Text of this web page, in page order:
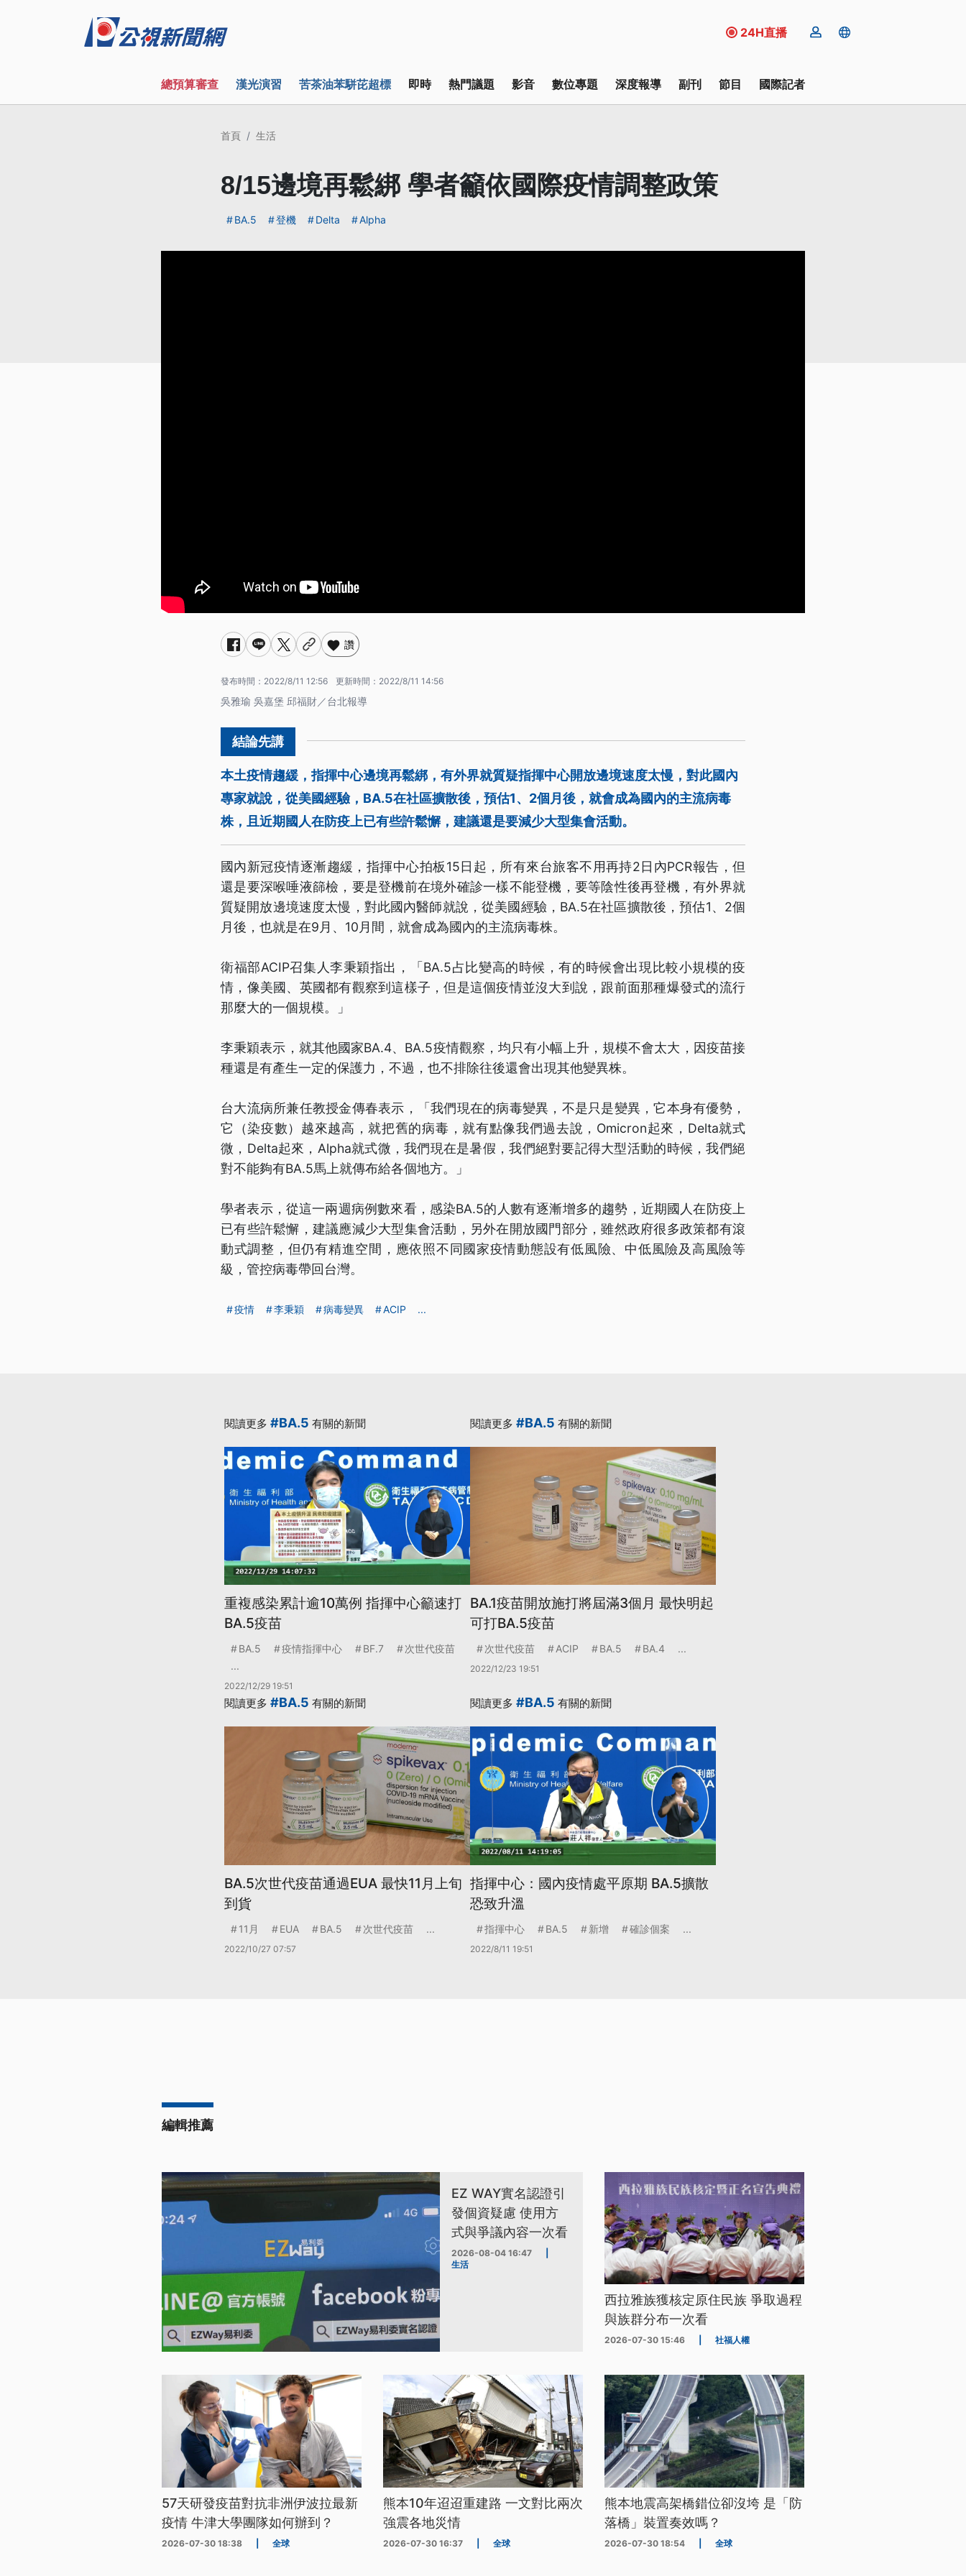
24H直播
總預算審查 漢光演習 苦茶油苯駢芘超標 即時 熱門議題 影音 數位專題 深度報導 副刊 節目 國際記者
首頁 生活
8/15邊境再鬆綁 學者籲依國際疫情調整政策
BA.5 登機 Delta Alpha
讚
發布時間： 2022/8/11 12:56 更新時間： 2022/8/11 14:56
吳雅瑜 吳嘉堡 邱福財／台北報導
本土疫情趨緩，指揮中心邊境再鬆綁，有外界就質疑指揮中心開放邊境速度太慢，對此國內
專家就說，從美國經驗，BA.5在社區擴散後，預估1、2個月後，就會成為國內的主流病毒
株，且近期國人在防疫上已有些許鬆懈，建議還是要減少大型集會活動。
國內新冠疫情逐漸趨緩，指揮中心拍板15日起，所有來台旅客不用再持2日內PCR報告，但
還是要深喉唾液篩檢，要是登機前在境外確診一樣不能登機，要等陰性後再登機，有外界就
質疑開放邊境速度太慢，對此國內醫師就說，從美國經驗，BA.5在社區擴散後，預估1、2個
月後，也就是在9月、10月間，就會成為國內的主流病毒株。
衛福部ACIP召集人李秉穎指出，「BA.5占比變高的時候，有的時候會出現比較小規模的疫
情，像美國、英國都有觀察到這樣子，但是這個疫情並沒大到說，跟前面那種爆發式的流行
那麼大的一個規模。」
李秉穎表示，就其他國家BA.4、BA.5疫情觀察，均只有小幅上升，規模不會太大，因疫苗接
種還是有產生一定的保護力，不過，也不排除往後還會出現其他變異株。
台大流病所兼任教授金傳春表示，「我們現在的病毒變異，不是只是變異，它本身有優勢，
它（染疫數）越來越高，就把舊的病毒，就有點像我們過去說，Omicron起來，Delta就式
微，Delta起來，Alpha就式微，我們現在是暑假，我們絕對要記得大型活動的時候，我們絕
對不能夠有BA.5馬上就傳布給各個地方。」
學者表示，從這一兩週病例數來看，感染BA.5的人數有逐漸增多的趨勢，近期國人在防疫上
已有些許鬆懈，建議應減少大型集會活動，另外在開放國門部分，雖然政府很多政策都有滾
動式調整，但仍有精進空間，應依照不同國家疫情動態設有低風險、中低風險及高風險等
級，管控病毒帶回台灣。
疫情 李秉穎 病毒變異 ACIP ...
閱讀更多 #BA.5 有關的新聞
重複感染累計逾10萬例 指揮中心籲速打
BA.5疫苗
BA.5 疫情指揮中心 BF.7
次世代疫苗
...
2022/12/29 19:51
閱讀更多 #BA.5 有關的新聞
BA.1疫苗開放施打將屆滿3個月 最快明起
可打BA.5疫苗
次世代疫苗 ACIP BA.5 BA.4 ...
2022/12/23 19:51
閱讀更多 #BA.5 有關的新聞
BA.5次世代疫苗通過EUA 最快11月上旬
到貨
11月 EUA BA.5 次世代疫苗 ...
2022/10/27 07:57
閱讀更多 #BA.5 有關的新聞
指揮中心：國內疫情處平原期 BA.5擴散
恐致升溫
指揮中心 BA.5 新增 確診個案 ...
2022/8/11 19:51
編輯推薦
EZ WAY實名認證引
發個資疑慮 使用方
式與爭議內容一次看
2026-08-04 16:47
生活
西拉雅族獲核定原住民族 爭取過程
與族群分布一次看
2026-07-30 15:46 社福人權
57天研發疫苗對抗非洲伊波拉最新
疫情 牛津大學團隊如何辦到？
2026-07-30 18:38 全球
熊本10年迢迢重建路 一文對比兩次
強震各地災情
2026-07-30 16:37 全球
熊本地震高架橋錯位卻沒垮 是「防
落橋」裝置奏效嗎？
2026-07-30 18:54 全球